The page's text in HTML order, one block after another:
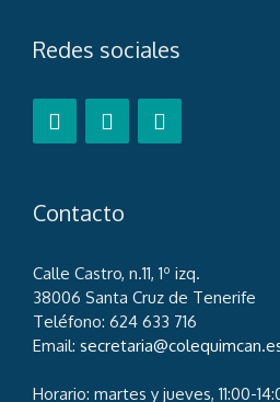
Redes sociales
Contacto
Calle Castro, n.11, 1º izq.
38006 Santa Cruz de Tenerife
Teléfono: 624 633 716
Email:
Horario: martes y jueves, 11:00-